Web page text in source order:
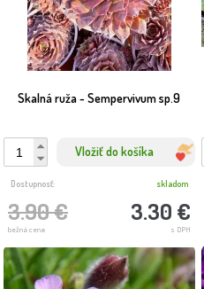
Skalná ruža - Sempervivum sp.9
Vložiť do košíka
3.90 €
bežná cena
3.30 €
s DPH
Dostupnosť: skladom